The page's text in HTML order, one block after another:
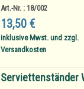
Art.-Nr. : 18/002
13,50 €
inklusive Mwst. und zzgl.
Versandkosten
Serviettenständer